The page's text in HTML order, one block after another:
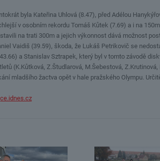
byla Kateřina Uhlová (8.47), před Adélou
v osobním rekordu Tomáš Kůtek (7.69) a i na
na trati 300m a jejich výkonnost dává možnost
Vaidiš (39.59), škoda, že Lukáš Petrikovič se
a Stanislav Sztrapek, který byl v tomto závodě
(K.Kůtková, Z.Študlarová, M.Šebestová, Z.Krutinová,
mladšího žactva opět v hale pražského Olympu.